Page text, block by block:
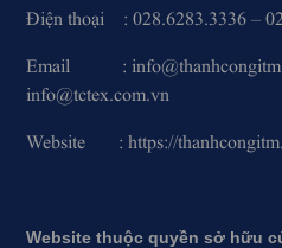
Điện thoại :
Email :
info@tctex.com.vn
Website : https://
Website thuộc quyền sở hữu